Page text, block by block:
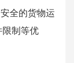
全的货物运
限制等优